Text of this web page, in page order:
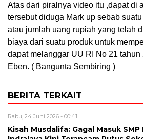
Atas dari piralnya video itu ,dapat di
tersebut diduga Mark up sebab
atau jumlah uang rupiah yang telah
biaya dari suatu produk untuk
dapat melanggar UU RI No 21 tahun
Eben. ( Bangunta Sembiring )
BERITA TERKAIT
Rabu, 24 Juni 2026 - 00:41
Kisah Musdalifa: Gagal Masuk